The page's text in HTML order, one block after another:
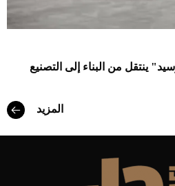
ينتقل من البناء إلى التصنيع
المزيد